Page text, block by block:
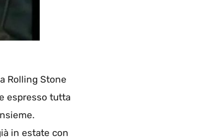
Rolling Stone
espresso tutta
in estate con